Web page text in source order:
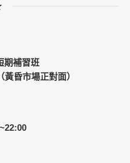
期補習班
昏市場正對面）